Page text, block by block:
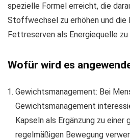
spezielle Formel erreicht, die
Stoffwechsel zu erhöhen und die
Fettreserven als Energiequelle zu
Wofür wird es
Gewichtsmanagement: Bei
Gewichtsmanagement
Kapseln als Ergänzung zu einer
regelmäßigen Bewegung